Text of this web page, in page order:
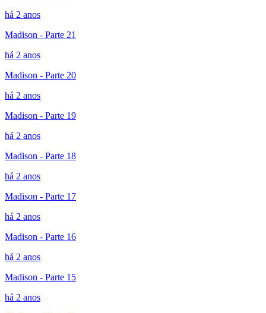
há 2 anos
Madison - Parte 21
há 2 anos
Madison - Parte 20
há 2 anos
Madison - Parte 19
há 2 anos
Madison - Parte 18
há 2 anos
Madison - Parte 17
há 2 anos
Madison - Parte 16
há 2 anos
Madison - Parte 15
há 2 anos